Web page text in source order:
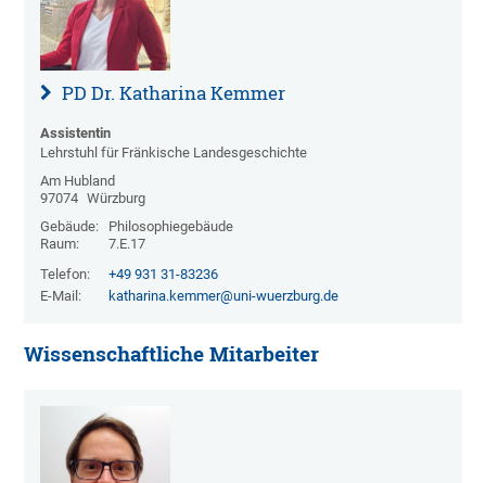
PD Dr. Katharina Kemmer
Assistentin
Lehrstuhl für Fränkische Landesgeschichte
Am Hubland
97074 Würzburg
Gebäude:
Philosophiegebäude
Raum:
7.E.17
Telefon:
+49 931 31-83236
E-Mail:
katharina.kemmer@uni-wuerzburg.de
Wissenschaftliche Mitarbeiter